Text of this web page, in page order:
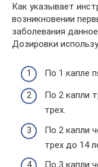
Как указывает
возникновении
заболевания
Дозировки
По 1 капле
По 2 капли
трех.
По 2 капли
трех до 14
По 3 капли